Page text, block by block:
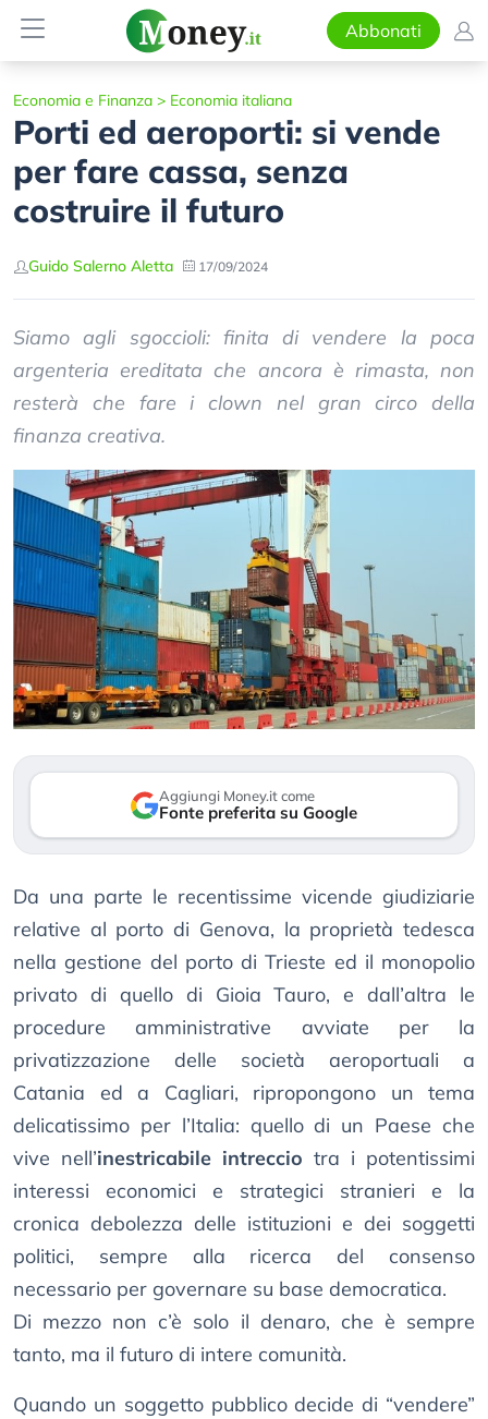
Abbonati
Economia e Finanza > Economia italiana
Porti ed aeroporti: si vende
per fare cassa, senza
costruire il futuro
Guido Salerno Aletta 17/09/2024
Siamo agli sgoccioli: finita di vendere la poca
argenteria ereditata che ancora è rimasta, non
resterà che fare i clown nel gran circo della
finanza creativa.
Aggiungi Money.it come
Fonte preferita su Google
Da una parte le recentissime vicende giudiziarie
relative al porto di Genova, la proprietà tedesca
nella gestione del porto di Trieste ed il monopolio
privato di quello di Gioia Tauro, e dall’altra le
procedure amministrative avviate per la
privatizzazione delle società aeroportuali a
Catania ed a Cagliari, ripropongono un tema
delicatissimo per l’Italia: quello di un Paese che
vive nell’inestricabile intreccio tra i potentissimi
interessi economici e strategici stranieri e la
cronica debolezza delle istituzioni e dei soggetti
politici, sempre alla ricerca del consenso
necessario per governare su base democratica.
Di mezzo non c’è solo il denaro, che è sempre
tanto, ma il futuro di intere comunità.
Quando un soggetto pubblico decide di “vendere”